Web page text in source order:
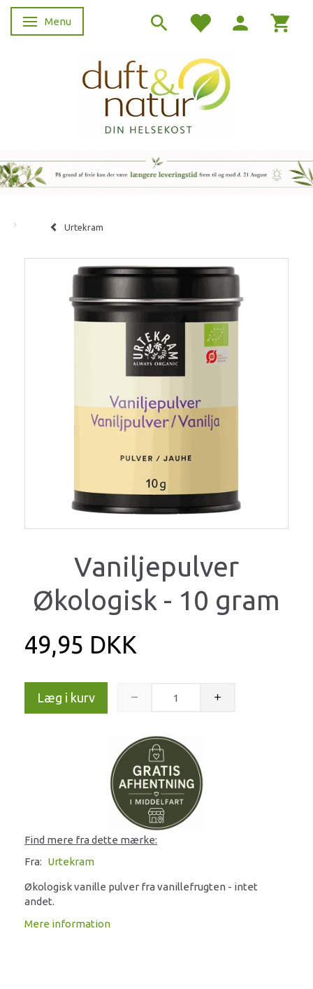
Skifte navigation
Menu
Urtekram
Vaniljepulver
Økologisk - 10 gram
49,95 DKK
Læg i kurv
Find mere fra dette mærke:
Fra: Urtekram
Økologisk vanille pulver fra vanillefrugten - intet
andet.
Mere information